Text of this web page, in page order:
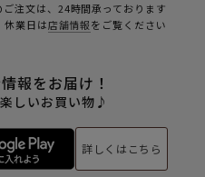
注文は、24時間承っております
業日は店舗情報をご覧ください
報をお届け！
しいお買い物♪
詳しくはこちら